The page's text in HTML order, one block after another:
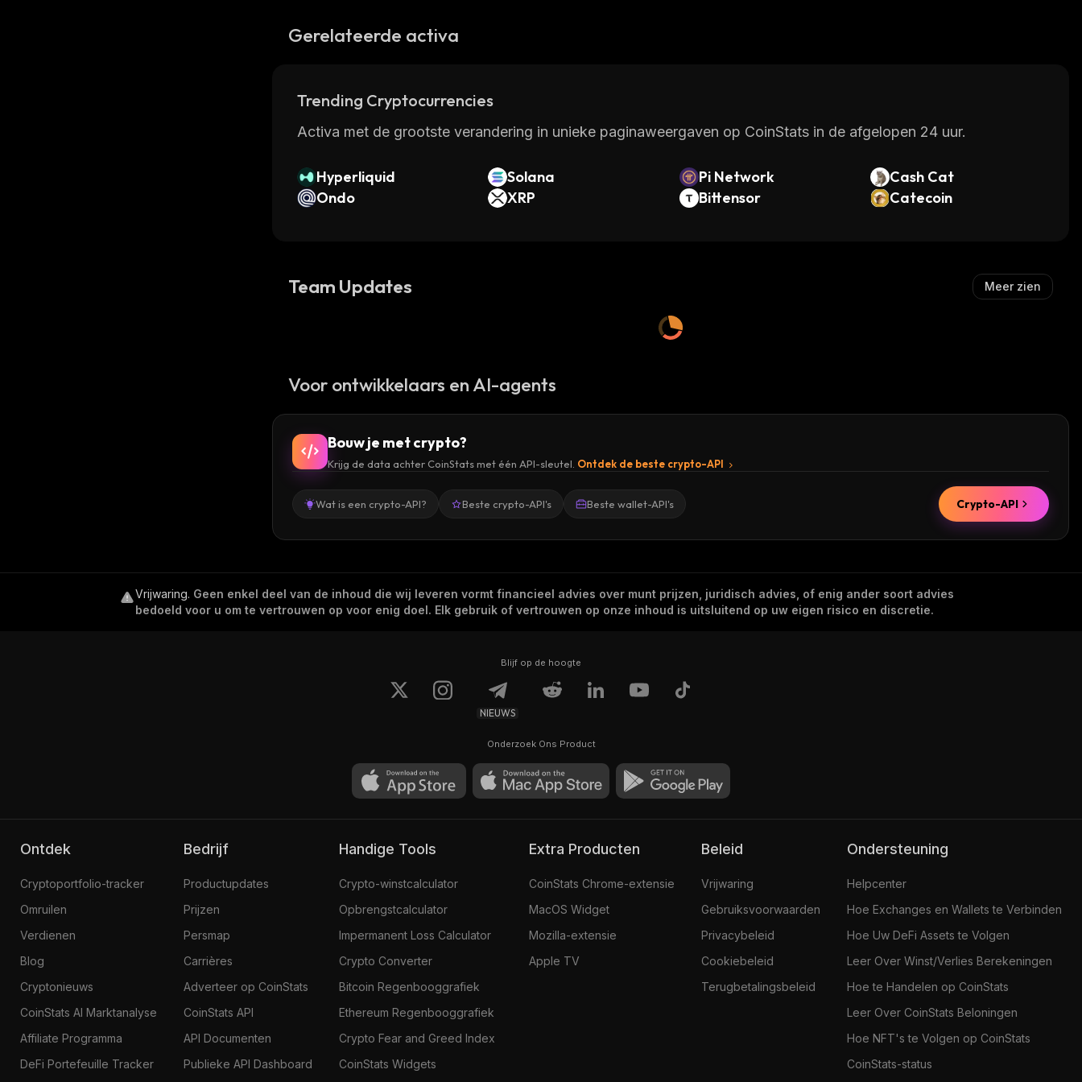
Gerelateerde activa
Trending Cryptocurrencies
Activa met de grootste verandering in unieke paginaweergaven op CoinStats in de afgelopen 24 uur.
Hyperliquid Solana Pi Network
Cash Cat
Ondo
XRP Bittensor Catecoin
Team Updates Meer zien
Voor ontwikkelaars en AI-agents
Bouw je met crypto?
Krijg de data achter CoinStats met één API-sleutel. Ontdek de beste crypto-API
Wat is een crypto-API? Beste crypto-API's Beste wallet-API's Crypto-API
Vrijwaring. Geen enkel deel van de inhoud die wij leveren vormt financieel advies over munt prijzen, juridisch advies, of enig ander soort advies
bedoeld voor u om te vertrouwen op voor enig doel. Elk gebruik of vertrouwen op onze inhoud is uitsluitend op uw eigen risico en discretie.
Blijf op de hoogte
NIEUWS
Onderzoek Ons Product
Ontdek
Cryptoportfolio-tracker
Omruilen
Verdienen
Blog
Cryptonieuws
CoinStats AI Marktanalyse
Affiliate Programma
DeFi Portefeuille Tracker
Bedrijf
Productupdates
Prijzen
Persmap
Carrières
Adverteer op CoinStats
CoinStats API
API Documenten
Publieke API Dashboard
Handige Tools
Crypto-winstcalculator
Opbrengstcalculator
Impermanent Loss Calculator
Crypto Converter
Bitcoin Regenbooggrafiek
Ethereum Regenbooggrafiek
Crypto Fear and Greed Index
CoinStats Widgets
Extra Producten
CoinStats Chrome-extensie
MacOS Widget
Mozilla-extensie
Apple TV
Beleid
Vrijwaring
Gebruiksvoorwaarden
Privacybeleid
Cookiebeleid
Terugbetalingsbeleid
Ondersteuning
Helpcenter
Hoe Exchanges en Wallets te Verbinden
Hoe Uw DeFi Assets te Volgen
Leer Over Winst/Verlies Berekeningen
Hoe te Handelen op CoinStats
Leer Over CoinStats Beloningen
Hoe NFT's te Volgen op CoinStats
CoinStats-status